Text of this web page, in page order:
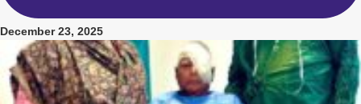
December 23, 2025